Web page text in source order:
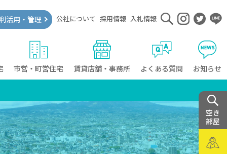
市営・町営住宅 賃貸店舗・事務所 よくある質問 お知らせ
利活用・管理 公社について 採用情報 入札情報
空き
部屋